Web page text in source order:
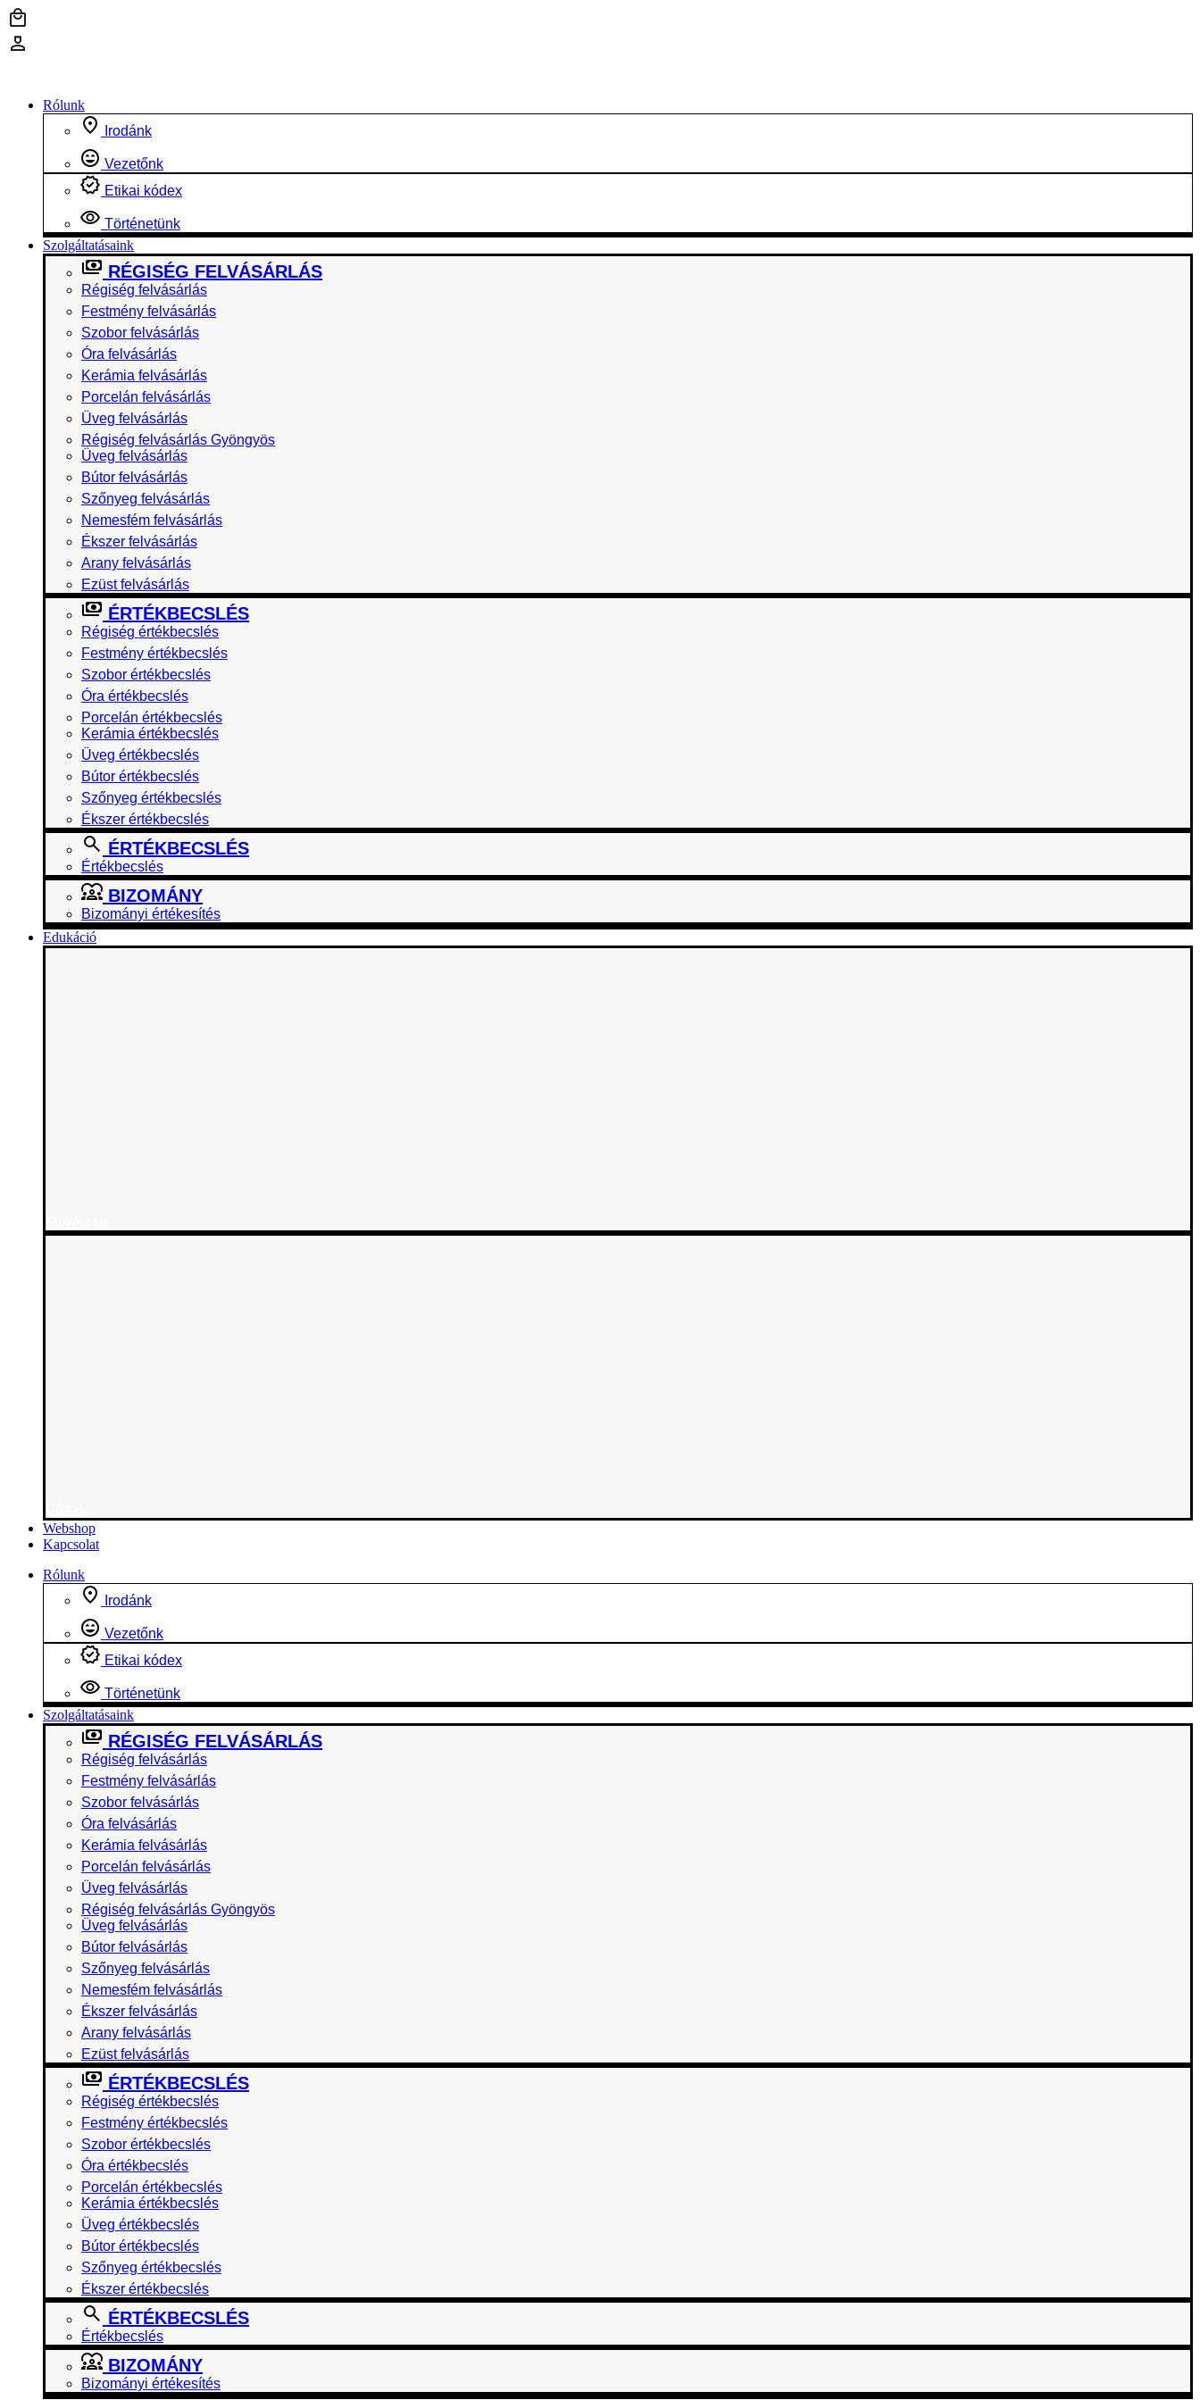
Ugrás
a
tartalomhoz
Rólunk
Irodánk
Vezetőnk
Etikai kódex
Történetünk
Szolgáltatásaink
RÉGISÉG FELVÁSÁRLÁS
Régiség felvásárlás
Festmény felvásárlás
Szobor felvásárlás
Óra felvásárlás
Kerámia felvásárlás
Porcelán felvásárlás
Üveg felvásárlás
Régiség felvásárlás Gyöngyös
Üveg felvásárlás
Bútor felvásárlás
Szőnyeg felvásárlás
Nemesfém felvásárlás
Ékszer felvásárlás
Arany felvásárlás
Ezüst felvásárlás
ÉRTÉKBECSLÉS
Régiség értékbecslés
Festmény értékbecslés
Szobor értékbecslés
Óra értékbecslés
Porcelán értékbecslés
Kerámia értékbecslés
Üveg értékbecslés
Bútor értékbecslés
Szőnyeg értékbecslés
Ékszer értékbecslés
ÉRTÉKBECSLÉS
Értékbecslés
BIZOMÁNY
Bizományi értékesítés
Edukáció
Webshop
Kapcsolat
Rólunk
Irodánk
Vezetőnk
Etikai kódex
Történetünk
Szolgáltatásaink
RÉGISÉG FELVÁSÁRLÁS
Régiség felvásárlás
Festmény felvásárlás
Szobor felvásárlás
Óra felvásárlás
Kerámia felvásárlás
Porcelán felvásárlás
Üveg felvásárlás
Régiség felvásárlás Gyöngyös
Üveg felvásárlás
Bútor felvásárlás
Szőnyeg felvásárlás
Nemesfém felvásárlás
Ékszer felvásárlás
Arany felvásárlás
Ezüst felvásárlás
ÉRTÉKBECSLÉS
Régiség értékbecslés
Festmény értékbecslés
Szobor értékbecslés
Óra értékbecslés
Porcelán értékbecslés
Kerámia értékbecslés
Üveg értékbecslés
Bútor értékbecslés
Szőnyeg értékbecslés
Ékszer értékbecslés
ÉRTÉKBECSLÉS
Értékbecslés
BIZOMÁNY
Bizományi értékesítés